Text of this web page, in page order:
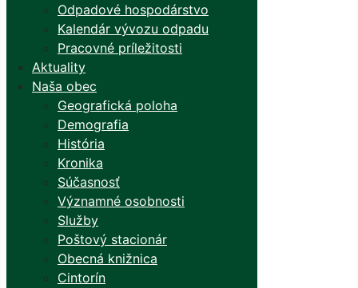
Odpadové hospodárstvo
Kalendár vývozu odpadu
Pracovné príležitosti
Aktuality
Naša obec
Geografická poloha
Demografia
História
Kronika
Súčasnosť
Významné osobnosti
Služby
Poštový stacionár
Obecná knižnica
Cintorín